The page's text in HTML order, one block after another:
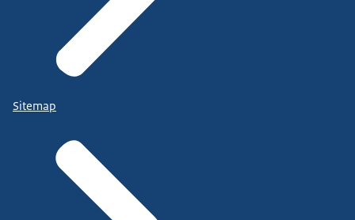
Sitemap